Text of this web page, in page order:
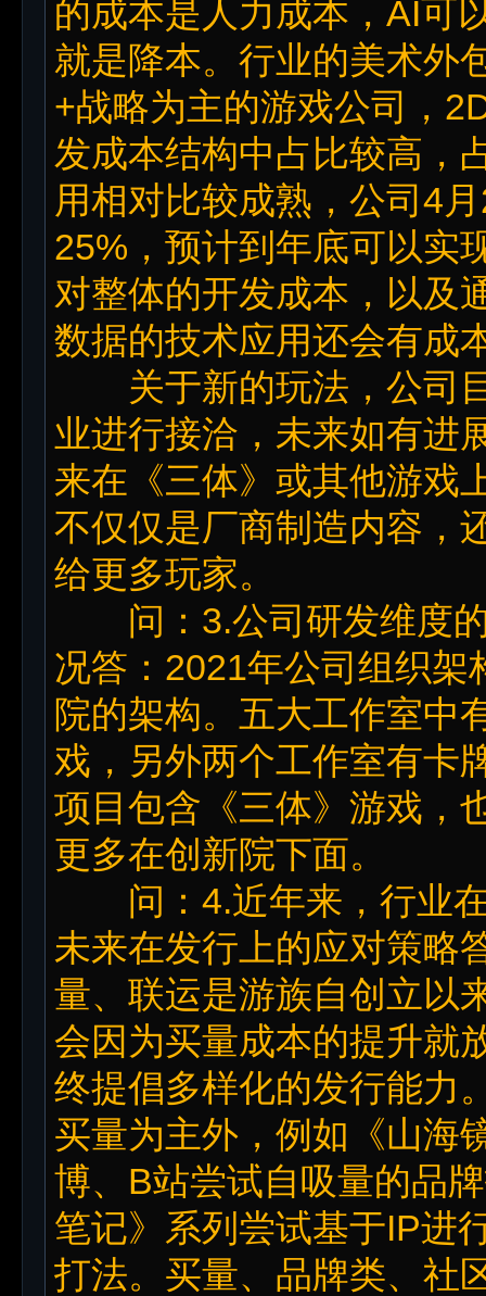
的成本是人力成本，AI可
就是降本。行业的美术外
+战略为主的游戏公司，
发成本结构中占比较高，
用相对比较成熟，公司4
25%，预计到年底可以实
对整体的开发成本，以及
数据的技术应用还会有成
关于新的玩法，公司目
业进行接洽，未来如有进
来在《三体》或其他游戏
不仅仅是厂商制造内容，
给更多玩家。
问：3.公司研发维度的
况答：2021年公司组织
院的架构。五大工作室中
戏，另外两个工作室有卡
项目包含《三体》游戏，
更多在创新院下面。
问：4.近年来，行业在
未来在发行上的应对策略
量、联运是游族自创立以
会因为买量成本的提升就
终提倡多样化的发行能力
买量为主外，例如《山海
博、B站尝试自吸量的品
笔记》系列尝试基于IP进
打法。买量、品牌类、社